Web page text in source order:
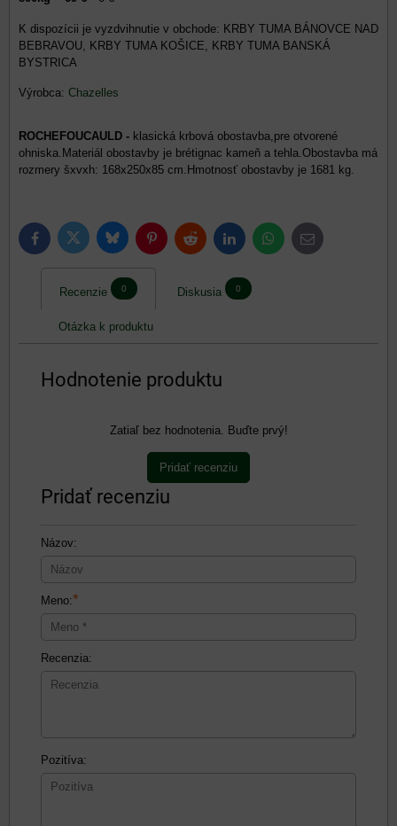
KRBY TUMA BÁNOVCE NAD
BEBRAVOU, KRBY TUMA KOŠICE, KRBY TUMA BANSKÁ
BYSTRICA
Výrobca: Chazelles
ROCHEFOUCAULD - klasická krbová obostavba,pre otvorené
ohniska.Materiál obostavby je brétignac kameň a tehla.Obostavba má
rozmery šxvxh: 168x250x85 cm.Hmotnosť obostavby je 1681 kg.
FacebookTwitter BlueskyPinterestReddit LinkedInWhatsApp
E-
mail
Recenzie 0 Diskusia 0
Otázka k produktu
Hodnotenie produktu
Zatiaľ bez hodnotenia. Buďte prvý!
Pridať recenziu
Pridať recenziu
Názov:
Meno:*
Recenzia:
Pozitíva: